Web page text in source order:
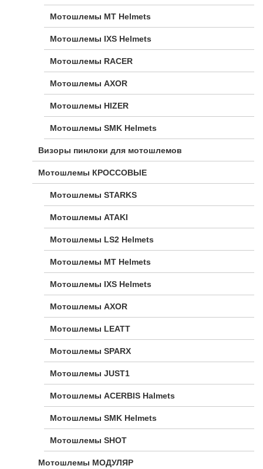
Мотошлемы MT Helmets
Мотошлемы IXS Helmets
Мотошлемы RACER
Мотошлемы AXOR
Мотошлемы HIZER
Мотошлемы SMK Helmets
Визоры пинлоки для мотошлемов
Мотошлемы КРОССОВЫЕ
Мотошлемы STARKS
Мотошлемы ATAKI
Мотошлемы LS2 Helmets
Мотошлемы MT Helmets
Мотошлемы IXS Helmets
Мотошлемы AXOR
Мотошлемы LEATT
Мотошлемы SPARX
Мотошлемы JUST1
Мотошлемы ACERBIS Halmets
Мотошлемы SMK Helmets
Мотошлемы SHOT
Мотошлемы МОДУЛЯР